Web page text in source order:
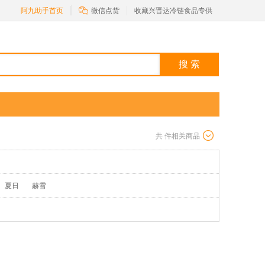
阿九助手首页  微信点货 收藏兴晋达冷链食品专供
搜 索
共 件相关商品
夏日 赫雪